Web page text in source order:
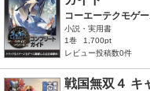
コーエーテクモゲ
小説・実用書
1巻
1,700pt
レビュー投稿数0件
戦国無双４ キ